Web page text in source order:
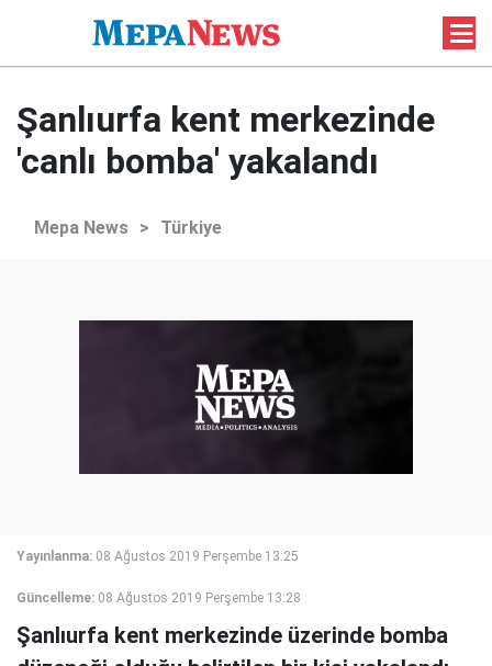
Şanlıurfa kent merkezinde
'canlı bomba' yakalandı
Mepa News > Türkiye
Yayınlanma: 08 Ağustos 2019 Perşembe 13:25
Güncelleme: 08 Ağustos 2019 Perşembe 13:28
Şanlıurfa kent merkezinde üzerinde bomba